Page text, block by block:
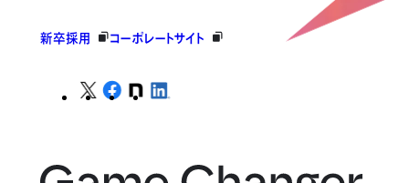
新卒採用 コーポレートサイト